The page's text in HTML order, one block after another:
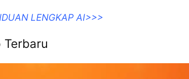
LENGKAP AI>>>
Terbaru